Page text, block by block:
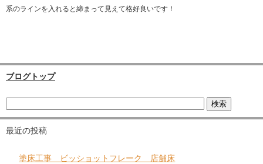
系のラインを入れると締まって見えて格好良いです！
ブログトップ
最近の投稿
塗床工事 ビッショットフレーク 店舗床